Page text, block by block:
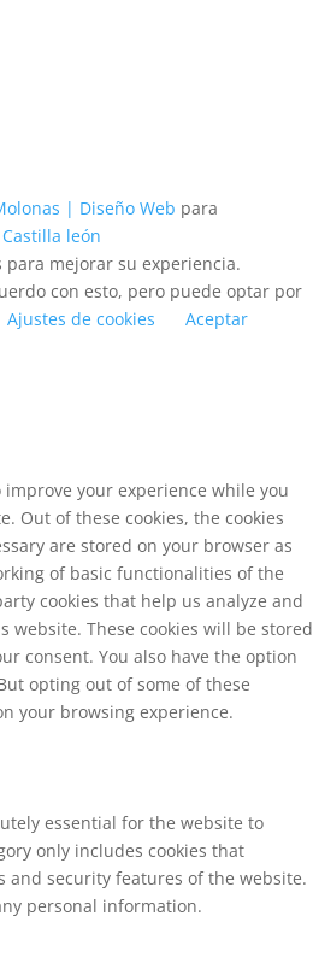
| Diseño Web para
león
para mejorar su experiencia.
con esto, pero puede optar por
Ajustes de cookies
Aceptar
your experience while you
Out of these cookies, the cookies
are stored on your browser as
of basic functionalities of the
cookies that help us analyze and
website. These cookies will be stored
consent. You also have the option
opting out of some of these
your browsing experience.
essential for the website to
only includes cookies that
and security features of the website.
personal information.